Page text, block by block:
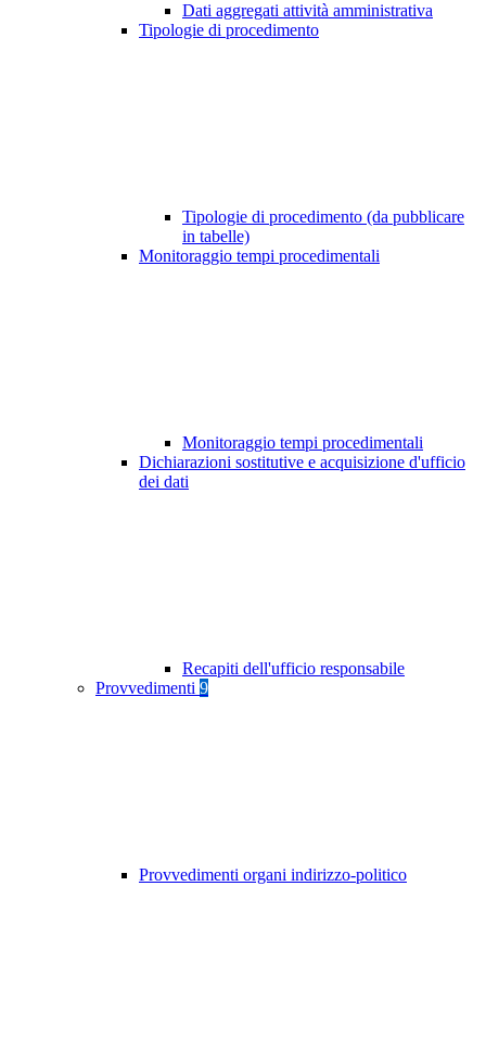
Dati aggregati attività amministrativa
Tipologie di procedimento
Tipologie di procedimento (da pubblicare
in tabelle)
Monitoraggio tempi procedimentali
Monitoraggio tempi procedimentali
Dichiarazioni sostitutive e acquisizione d'ufficio
dei dati
Recapiti dell'ufficio responsabile
Provvedimenti 9
Provvedimenti organi indirizzo-politico